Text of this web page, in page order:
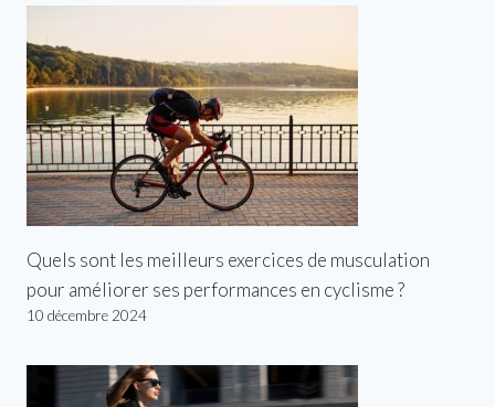
Quels sont les meilleurs exercices de musculation
pour améliorer ses performances en cyclisme ?
10 décembre 2024